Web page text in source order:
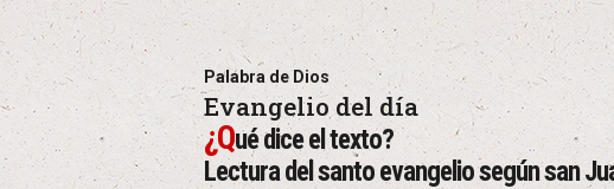
Palabra de Dios
Evangelio del día
¿Qué dice el texto?
Lectura del santo evangelio según san